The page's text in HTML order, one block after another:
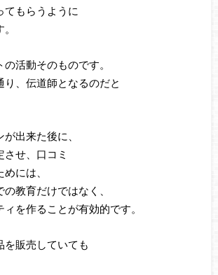
てもらうように
活動そのものです。
り、伝道師となるのだと
出来た後に、
させ、口コミ
には、
教育だけではなく、
を作ることが有効的です。
を販売していても